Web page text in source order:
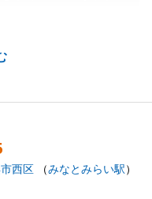
件で、末永く健康に
るよう願っておりま
ら、ぜひいつでもお
西区 （みなとみらい駅）